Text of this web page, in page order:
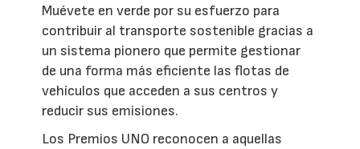
Muévete en verde por su esfuerzo para
contribuir al transporte sostenible gracias a
un sistema pionero que permite gestionar
de una forma más eficiente las flotas de
vehículos que acceden a sus centros y
reducir sus emisiones.
Los Premios UNO reconocen a aquellas